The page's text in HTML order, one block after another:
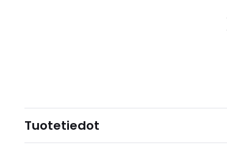
Tuotetiedot